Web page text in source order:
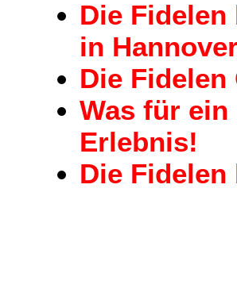
Die
in
Die Fidelen
Was für
Erlebnis!
Die